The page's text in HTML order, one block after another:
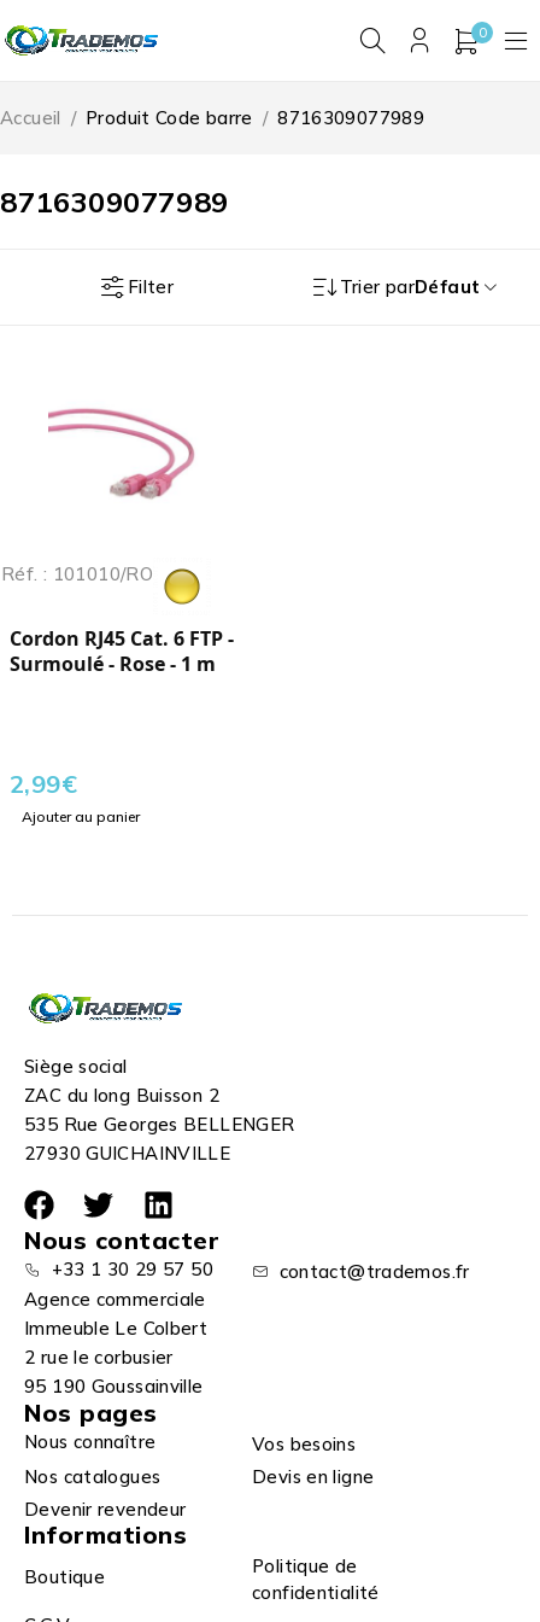
0
8716309077989
Accueil / Produit Code barre / 8716309077989
Filter Trier parDéfaut
Réf. : 101010/RO
Cordon RJ45 Cat. 6 FTP -
Surmoulé - Rose - 1 m
2,99€
Ajouter au panier
Siège social
ZAC du long Buisson 2
535 Rue Georges BELLENGER
27930 GUICHAINVILLE
Nous contacter
+33 1 30 29 57 50
contact@trademos.fr
Agence commerciale
Immeuble Le Colbert
2 rue le corbusier
95 190 Goussainville
Nos pages
Nous connaître
Vos besoins
Nos catalogues
Devis en ligne
Devenir revendeur
Informations
Boutique
Politique de
confidentialité